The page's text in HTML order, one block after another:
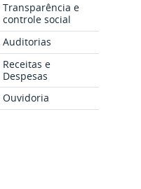
Transparência e
controle social
Auditorias
Receitas e
Despesas
Ouvidoria